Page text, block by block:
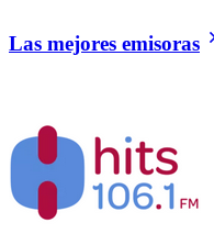
Las mejores emisoras